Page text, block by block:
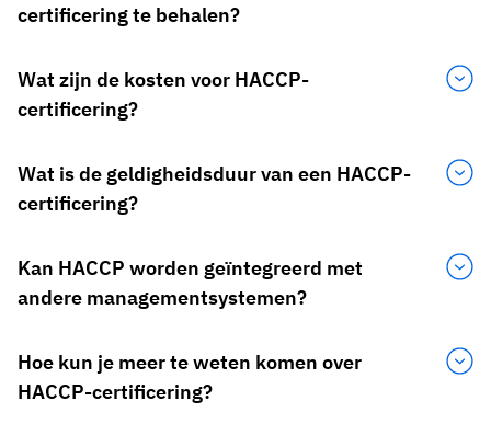
certificering te behalen?
Wat zijn de kosten voor HACCP-
certificering?
Wat is de geldigheidsduur van een HACCP-
certificering?
Kan HACCP worden geïntegreerd met
andere managementsystemen?
Hoe kun je meer te weten komen over
HACCP-certificering?